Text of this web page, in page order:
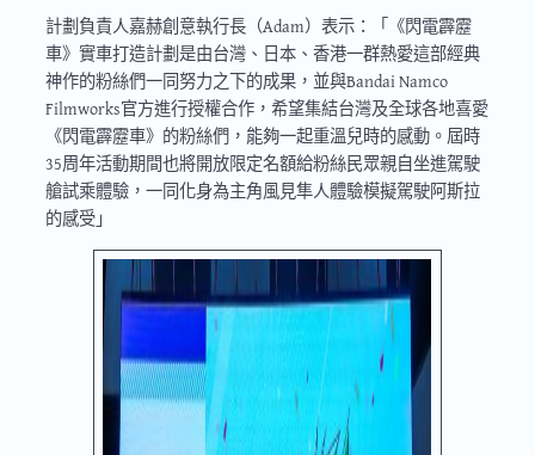
計劃負責人嘉赫創意執行長（Adam）表示：「《閃電霹靂
車》實車打造計劃是由台灣、日本、香港一群熱愛這部經典
神作的粉絲們一同努力之下的成果，並與Bandai Namco
Filmworks官方進行授權合作，希望集結台灣及全球各地喜愛
《閃電霹靂車》的粉絲們，能夠一起重溫兒時的感動。屆時
35周年活動期間也將開放限定名額給粉絲民眾親自坐進駕駛
艙試乘體驗，一同化身為主角風見隼人體驗模擬駕駛阿斯拉
的感受」